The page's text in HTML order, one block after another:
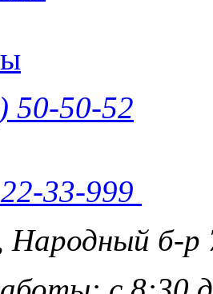
50-50-52
33-999
Народный б-р